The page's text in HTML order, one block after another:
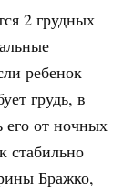
2 грудных
ребенок
грудь, в
его от ночных
стабильно
Бражко,